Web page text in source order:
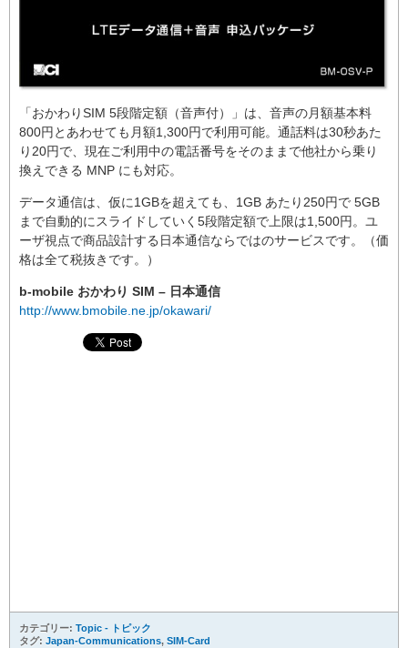
「おかわりSIM 5段階定額（音声付）」は、音声の月額基本料
800円とあわせても月額1,300円で利用可能。通話料は30秒あた
り20円で、現在ご利用中の電話番号をそのままで他社から乗り
換えできる MNP にも対応。
データ通信は、仮に1GBを超えても、1GB あたり250円で 5GB
まで自動的にスライドしていく5段階定額で上限は1,500円。ユ
ーザ視点で商品設計する日本通信ならではのサービスです。（価
格は全て税抜きです。）
b-mobile おかわり SIM – 日本通信
http://www.bmobile.ne.jp/okawari/
カテゴリー: Topic - トピック
タグ: Japan-Communications, SIM-Card